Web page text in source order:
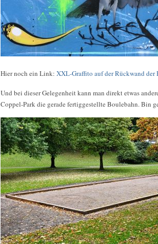
Hier noch ein Link: XXL-Graffito auf der Rückwand der
Und bei dieser Gelegenheit kann man direkt etwas
Coppel-Park die gerade fertiggestellte Boulebahn. Bin